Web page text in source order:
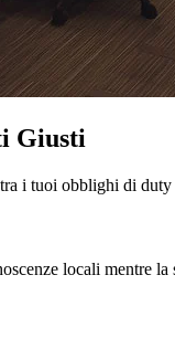
Giusti
i tuoi obblighi di duty
locali mentre